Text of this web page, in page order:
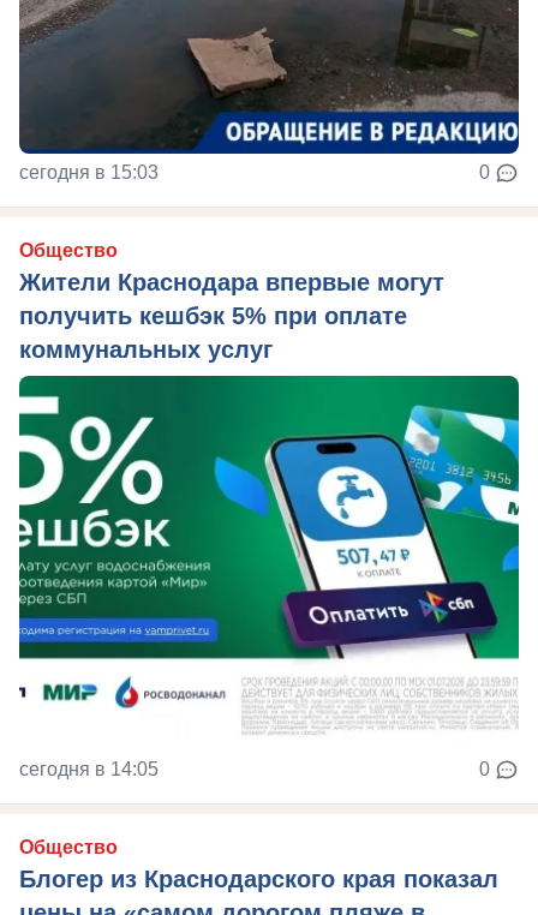
сегодня в 15:03 0
Общество
Жители Краснодара впервые могут
получить кешбэк 5% при оплате
коммунальных услуг
сегодня в 14:05 0
Общество
Блогер из Краснодарского края показал